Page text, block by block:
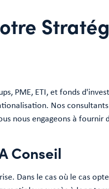
PME, ETI, et fonds
Nos
nous engageons à fournir
Conseil
Dans le cas où le cas